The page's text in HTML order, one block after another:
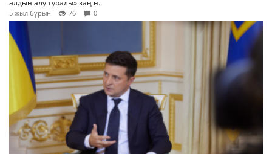
алдын алу туралы» заң н..
5 жыл бұрын 76 0